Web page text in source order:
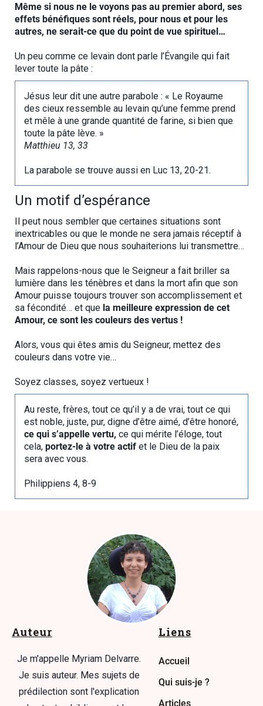
Même si nous ne le voyons pas au premier abord, ses
effets bénéfiques sont réels, pour nous et pour les
autres, ne serait-ce que du point de vue spirituel…
Un peu comme ce levain dont parle l’Évangile qui fait
lever toute la pâte :
Jésus leur dit une autre parabole : « Le Royaume
des cieux ressemble au levain qu’une femme prend
et mêle à une grande quantité de farine, si bien que
toute la pâte lève. »
Matthieu 13, 33
La parabole se trouve aussi en Luc 13, 20-21.
Un motif d’espérance
Il peut nous sembler que certaines situations sont
inextricables ou que le monde ne sera jamais réceptif à
l’Amour de Dieu que nous souhaiterions lui transmettre…
Mais rappelons-nous que le Seigneur a fait briller sa
lumière dans les ténèbres et dans la mort afin que son
Amour puisse toujours trouver son accomplissement et
sa fécondité… et que la meilleure expression de cet
Amour, ce sont les couleurs des vertus !
Alors, vous qui êtes amis du Seigneur, mettez des
couleurs dans votre vie…
Soyez classes, soyez vertueux !
Au reste, frères, tout ce qu’il y a de vrai, tout ce qui
est noble, juste, pur, digne d’être aimé, d’être honoré,
ce qui s’appelle vertu, ce qui mérite l’éloge, tout
cela, portez-le à votre actif et le Dieu de la paix
sera avec vous.
Philippiens 4, 8-9
Auteur
Je m'appelle Myriam Delvarre.
Je suis auteur. Mes sujets de
prédilection sont l'explication
Liens
Accueil
Qui suis-je ?
Articles